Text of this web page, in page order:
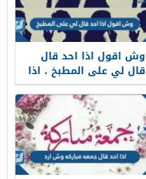
وش اقول اذا احد قال
قال لي على المطبخ ، اذا
احد قالي ع المطبخ وش
ارد عليه